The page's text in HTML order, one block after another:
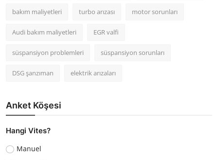
bakım maliyetleri turbo arızası motor sorunları
Audi bakım maliyetleri EGR valfi
süspansiyon problemleri süspansiyon sorunları
DSG şanzıman elektrik arızaları
Anket Köşesi
Hangi Vites?
Manuel